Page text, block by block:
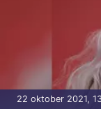
22 oktober 2021,